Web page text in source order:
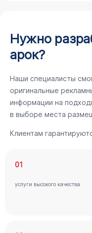
Нужно
арок?
Наши специалисты
оригинальные
информации на
в выборе места
Клиентам
01
услуги высокого качества